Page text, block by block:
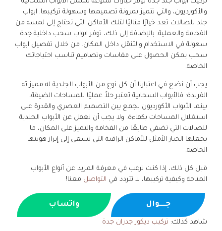
والأكورديون، والتي تتميز بمرونة تصميمها وسهولة تركيبها. ابواب
جلد للصالات تعد خيارًا مثاليًا لتلك الأماكن التي تحتاج إلى لمسة من
الفخامة والعملية. بالإضافة إلى ذلك، توفر ابواب سحب داخلية جدة
سهولة في الاستخدام والتنقل داخل المكان. من خلال تفصيل ابواب
سحب يمكن الحصول على مقاسات وتصاميم تناسب احتياجاتك
الخاصة.
يجب أن نضع في اعتبارنا أن كل نوع من الأبواب الجلدية له مميزاته
الفريدة؛ فالأبواب السحابية تعتبر حلاً عمليًا للمساحات الضيقة،
بينما الأبواب الأكورديون تجمع بين التصميم العصري والقدرة على
استغلال المساحات بكفاءة. ولا يجب أن نغفل عن الأبواب الجلدية
للصالات التي تضفي طابعًا من الفخامة والتميز على المكان، ما
يجعلها الخيار الأمثل للأماكن الراقية التي تسعى إلى إبراز هويتها
الخاصة.
قبل كل ذلك، إذا كنت ترغب في معرفة المزيد عن أنواع الأبواب
المتاحة وكيفية تركيبها، لا تتردد في التواصل معنا!
جــــوال واتساب
شاهد كذلك: تركيب ديكور جدران جدة